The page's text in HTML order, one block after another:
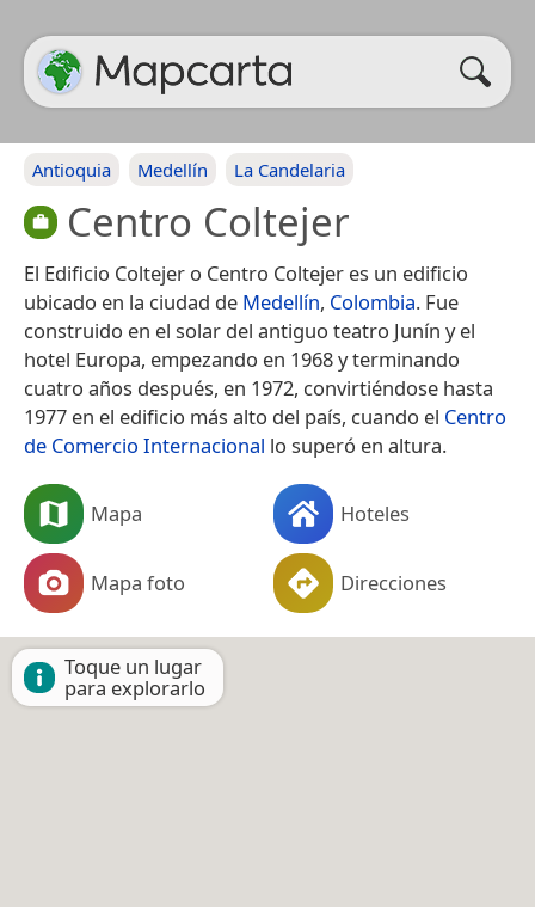
Antioquia Medellín La Candelaria
Centro Coltejer
El Edificio Coltejer o Centro Coltejer es un edificio
ubicado en la ciudad de Medellín, Colombia. Fue
construido en el solar del antiguo teatro Junín y el
hotel Europa, empezando en 1968 y terminando
cuatro años después, en 1972,​ convirtiéndose hasta
1977 en el edificio más alto del país, cuando el Centro
de Comercio Internacional lo superó en altura.
Mapa Hoteles
Mapa foto Direcciones
Toque un lugar
para explorarlo